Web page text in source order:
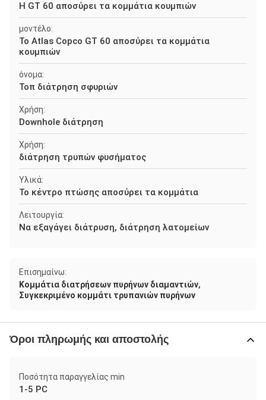
Η GT 60 αποσύρει τα κομμάτια κουμπιών
μοντέλο:
Το Atlas Copco GT 60 αποσύρει τα κομμάτια
κουμπιών
όνομα:
Τοπ διάτρηση σφυριών
Χρήση:
Downhole διάτρηση
Χρήση:
διάτρηση τρυπών φυσήματος
Υλικά:
Το κέντρο πτώσης αποσύρει τα κομμάτια
Λειτουργία:
Να εξαγάγει διάτρυση, διάτρηση λατομείων
Επισημαίνω:
Κομμάτια διατρήσεων πυρήνων διαμαντιών,
Συγκεκριμένο κομμάτι τρυπανιών πυρήνων
Όροι πληρωμής και αποστολής
Ποσότητα παραγγελίας min
1-5 PC